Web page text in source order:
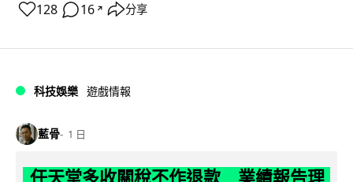
128 16 ↗ 分享
科技娛樂 遊戲情報
藍骨 1 日
任天堂多收關稅不作退款 業績報告理